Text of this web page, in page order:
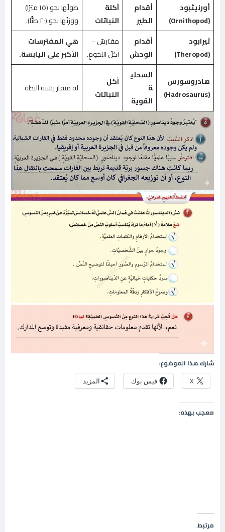
أورنيثبود
(Ornithopod)
أقدام
الطير
آكلة
النباتات
طولُها نحو (١٥ مترًا)
ووزنُها نحو (٢٠ طنًّا).
ثيرابود
(Theropod)
أقدام
الوحش
مفترسٌ –
آكلُ اللحومِ.
هي المفترسات
الأكبر على اليابسة.
هادروسورس
(Hadrosaurus)
السحلي
ة
القوية
آكل
النباتات
له منقار يشبه البطة
شارك هذا الموضوع:
X فيس بوك المزيد
معجب بهذه:
مرتبط